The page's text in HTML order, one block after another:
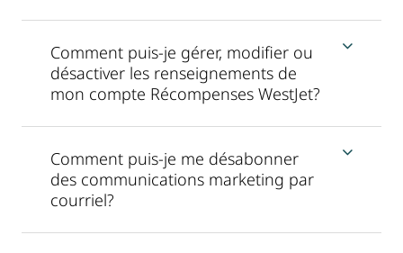
Comment puis-je gérer, modifier ou
désactiver les renseignements de
mon compte Récompenses WestJet?
Comment puis-je me désabonner
des communications marketing par
courriel?